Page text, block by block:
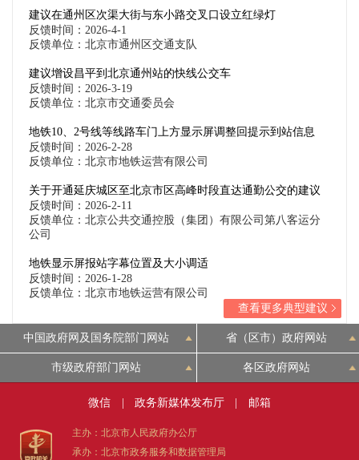
查看更多典型建议
建议在通州区次渠大街与东小路交叉口设立红绿灯
反馈时间：2026-4-1
反馈单位：北京市通州区交通支队
建议增设昌平到北京通州站的快线公交车
反馈时间：2026-3-19
反馈单位：北京市交通委员会
地铁10、2号线等线路车门上方显示屏调整回提示到站信息
反馈时间：2026-2-28
反馈单位：北京市地铁运营有限公司
关于开通延庆城区至北京市区高峰时段直达通勤公交的建议
反馈时间：2026-2-11
反馈单位：北京公共交通控股（集团）有限公司第八客运分
公司
地铁显示屏报站字幕位置及大小调适
反馈时间：2026-1-28
反馈单位：北京市地铁运营有限公司
中国政府网及国务院部门网站 省（区市）政府网站
市级政府部门网站 各区政府网站
微信 政务新媒体发布厅 邮箱
主办：北京市人民政府办公厅
承办：北京市政务服务和数据管理局